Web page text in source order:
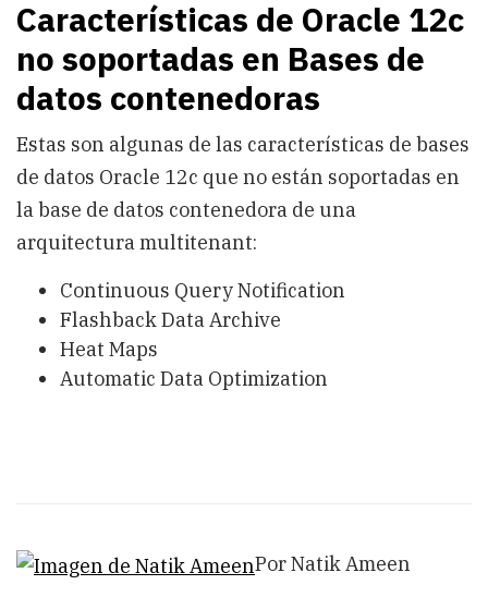
Características de Oracle 12c
no soportadas en Bases de
datos contenedoras
Estas son algunas de las características de bases
de datos Oracle 12c que no están soportadas en
la base de datos contenedora de una
arquitectura multitenant:
Continuous Query Notification
Flashback Data Archive
Heat Maps
Automatic Data Optimization
Por Natik Ameen